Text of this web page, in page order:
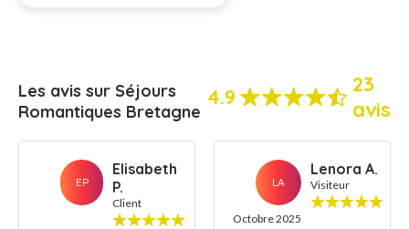
Les avis sur Séjours
Romantiques Bretagne
4.9
23
avis
EP
Elisabeth
P.
Client
LA
Lenora A.
Visiteur
Octobre 2025